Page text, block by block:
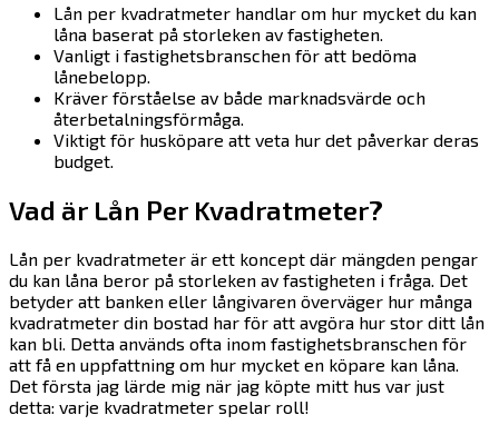
Lån per kvadratmeter handlar om hur mycket du kan
låna baserat på storleken av fastigheten.
Vanligt i fastighetsbranschen för att bedöma
lånebelopp.
Kräver förståelse av både marknadsvärde och
återbetalningsförmåga.
Viktigt för husköpare att veta hur det påverkar deras
budget.
Vad är Lån Per Kvadratmeter?
Lån per kvadratmeter är ett koncept där mängden pengar
du kan låna beror på storleken av fastigheten i fråga. Det
betyder att banken eller långivaren överväger hur många
kvadratmeter din bostad har för att avgöra hur stor ditt lån
kan bli. Detta används ofta inom fastighetsbranschen för
att få en uppfattning om hur mycket en köpare kan låna.
Det första jag lärde mig när jag köpte mitt hus var just
detta: varje kvadratmeter spelar roll!